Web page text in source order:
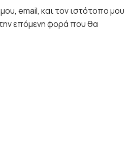
email, και τον ιστότοπο μου
επόμενη φορά που θα